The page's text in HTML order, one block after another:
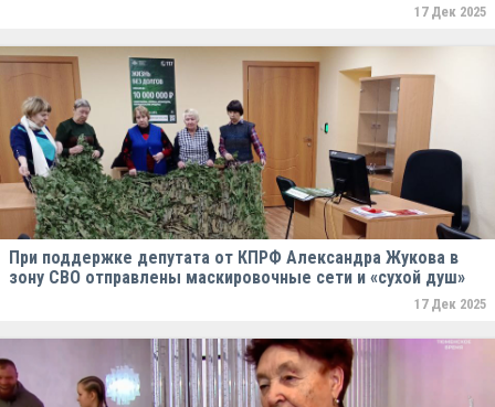
17 Дек 2025
При поддержке депутата от КПРФ Александра Жукова в
зону СВО отправлены маскировочные сети и «сухой душ»
17 Дек 2025